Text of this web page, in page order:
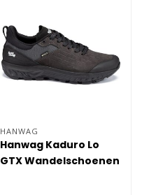
HANWAG
Hanwag Kaduro Lo
GTX Wandelschoenen